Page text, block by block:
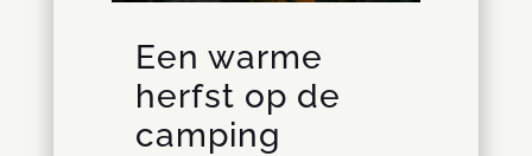
Een warme
herfst op de
camping